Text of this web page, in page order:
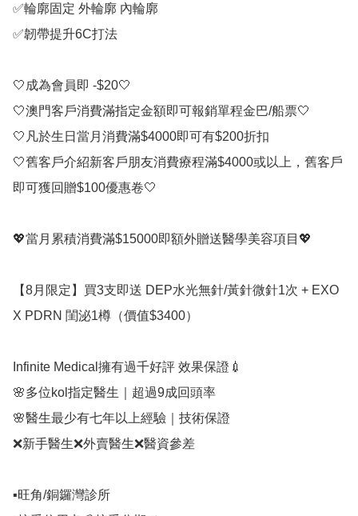
✅輪廓固定 外輪廓 內輪廓
✅韌帶提升6C打法
🤍成為會員即 -$20🤍
🤍澳門客戶消費滿指定金額即可報銷單程金巴/船票🤍
🤍凡於生日當月消費滿$4000即可有$200折扣
🤍舊客戶介紹新客戶朋友消費療程滿$4000或以上，舊客戶
即可獲回贈$100優惠卷🤍
💖當月累積消費滿$15000即額外贈送醫學美容項目💖
【8月限定】買3支即送 DEP水光無針/黃針微針1次 + EXO
X PDRN 閨泌1樽（價值$3400）
Infinite Medical擁有過千好評 效果保證💉⠀
🌸多位kol指定醫生｜超過9成回頭率
🌸醫生最少有七年以上經驗｜技術保證
❌新手醫生❌外賣醫生❌醫資參差
▪️旺角/銅鑼灣診所